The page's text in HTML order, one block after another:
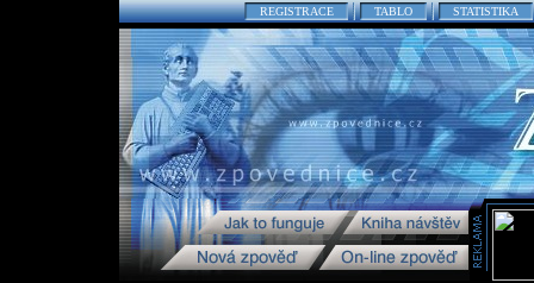
REGISTRACE TABLO STATISTIKA